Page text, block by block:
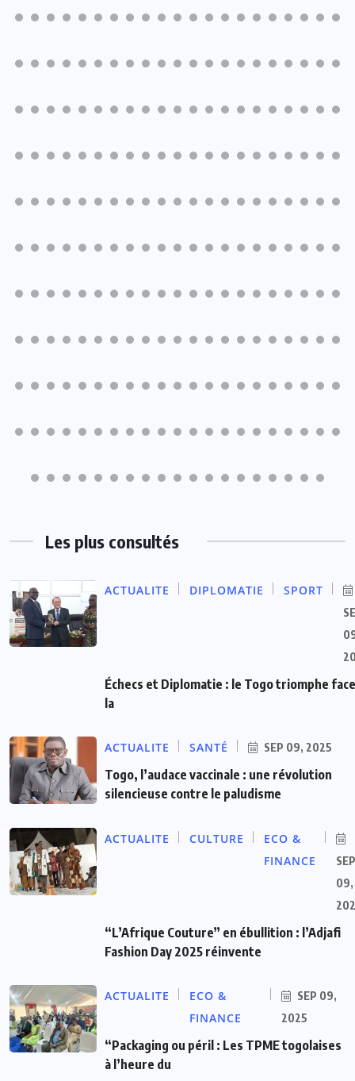
Les plus consultés
ACTUALITE DIPLOMATIE SPORT
Échecs et Diplomatie : le Togo triomphe
la
ACTUALITE SANTÉ SEP 09, 2025
Togo, l’audace vaccinale : une révolution
silencieuse contre le paludisme
ACTUALITE CULTURE
ECO &
FINANCE
SEP
09,
“L’Afrique Couture” en ébullition : l’Adjafi
Fashion Day 2025 réinvente
ACTUALITE
ECO &
FINANCE
SEP 09,
2025
“Packaging ou péril : Les TPME togolaises
à l’heure du